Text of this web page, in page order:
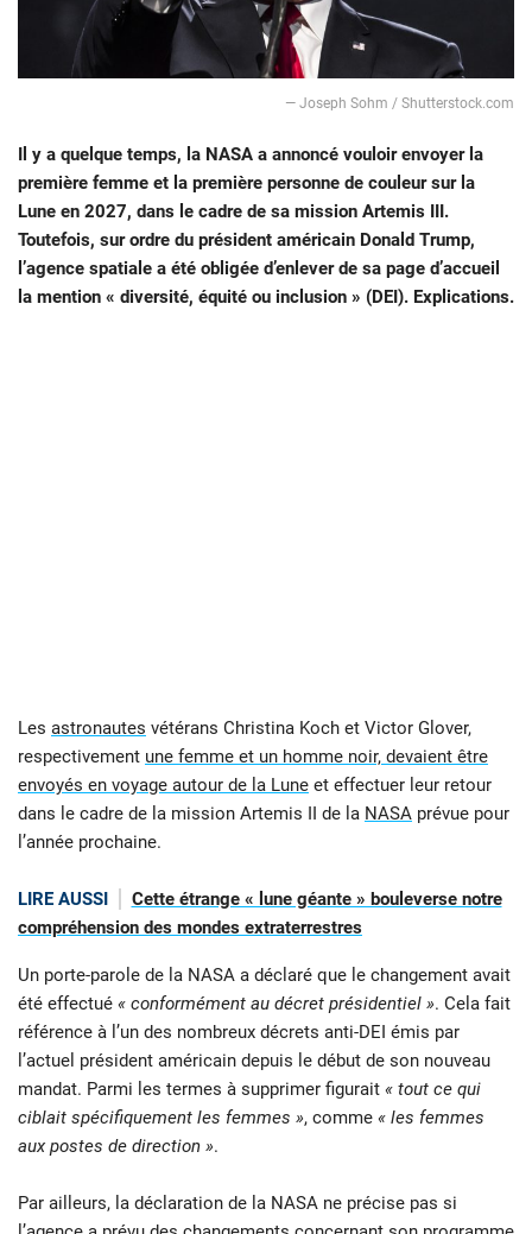
— Joseph Sohm / Shutterstock.com
Il y a quelque temps, la NASA a annoncé vouloir envoyer la
première femme et la première personne de couleur sur la
Lune en 2027, dans le cadre de sa mission Artemis III.
Toutefois, sur ordre du président américain Donald Trump,
l’agence spatiale a été obligée d’enlever de sa page d’accueil
la mention « diversité, équité ou inclusion » (DEI). Explications.
Les astronautes vétérans Christina Koch et Victor Glover,
respectivement une femme et un homme noir, devaient être
envoyés en voyage autour de la Lune et effectuer leur retour
dans le cadre de la mission Artemis II de la NASA prévue pour
l’année prochaine.
LIRE AUSSI
Cette étrange « lune géante » bouleverse notre
compréhension des mondes extraterrestres
Un porte-parole de la NASA a déclaré que le changement avait
été effectué « conformément au décret présidentiel ». Cela fait
référence à l’un des nombreux décrets anti-DEI émis par
l’actuel président américain depuis le début de son nouveau
mandat. Parmi les termes à supprimer figurait « tout ce qui
ciblait spécifiquement les femmes », comme « les femmes
aux postes de direction ».
Par ailleurs, la déclaration de la NASA ne précise pas si